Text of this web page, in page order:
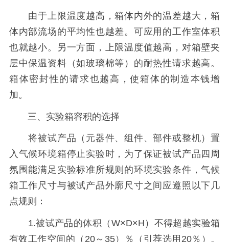
由于上限温度越高，箱体内外的温差越大，箱
体内部流场的平均性也越差。可应用的工作室体积
也就越小。另一方面，上限温度值越高，对箱壁夹
层中保温资料（如玻璃棉等）的耐热性请求越高。
箱体密封性的请求也越高，使箱体的制造本钱增
加。
三、实验箱容积的选择
将被试产品（元器件、组件、部件或整机）置
入气候环境箱停止实验时，为了保证被试产品四周
氛围能满足实验标准所规则的环境实验条件，气候
箱工作尺寸与被试产品外廓尺寸之间应遵照以下几
点规则：
1.被试产品的体积（W×D×H）不得超越实验箱
有效工作空间的（20～35）％（引荐选用20％）。